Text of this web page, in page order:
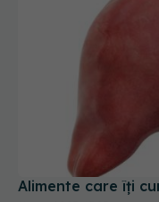
Alimente care îți
11 mar 2025, 13:25